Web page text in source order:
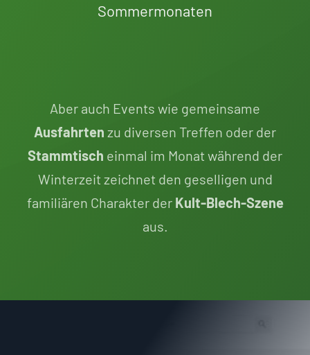
Sommermonaten
Aber auch Events wie gemeinsame
Ausfahrten zu diversen Treffen oder der
Stammtisch einmal im Monat während der
Winterzeit zeichnet den geselligen und
familiären Charakter der Kult-Blech-Szene
aus.